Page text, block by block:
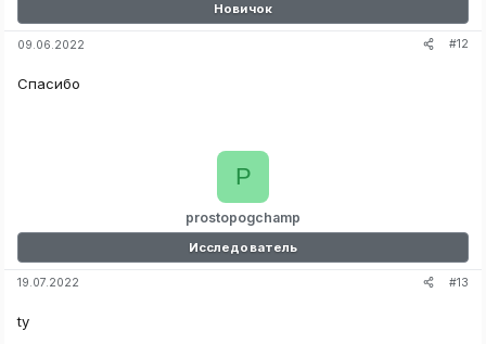
Новичок
09.06.2022 #12
Спасибо
prostopogchamp
P
Исследователь
19.07.2022 #13
ty